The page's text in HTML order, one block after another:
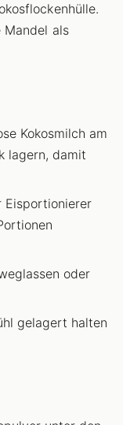
als
Kokosmilch am
lagern, damit
Eisportionierer
oder
gelagert halten